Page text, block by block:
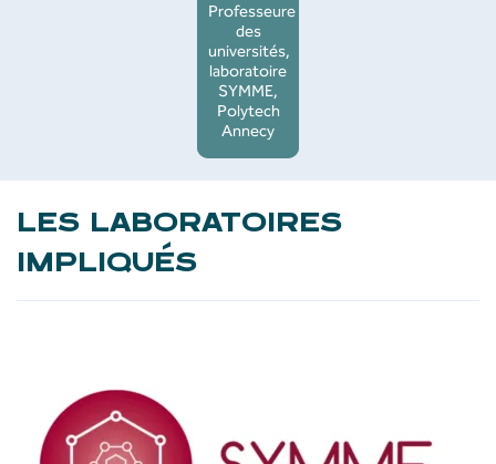
Professeure
des
universités,
laboratoire
SYMME,
Polytech
Annecy
LES LABORATOIRES
IMPLIQUÉS